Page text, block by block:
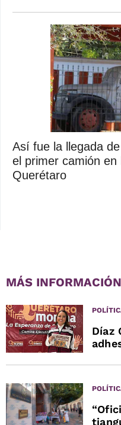
Así fue la llegada
el primer camión
Querétaro
MÁS INFORMACIÓN
Díaz